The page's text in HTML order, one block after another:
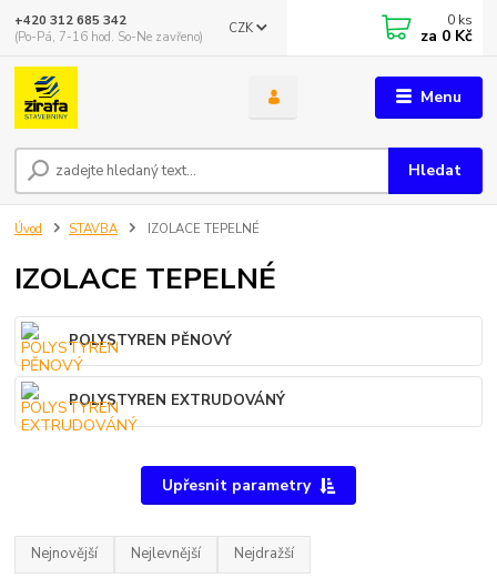
Menu
CZK
Hledat
+420 312 685 342
(Po-Pá, 7-16 hod. So-Ne zavřeno)
0 ks
za 0 Kč
Úvod STAVBA IZOLACE TEPELNÉ
IZOLACE TEPELNÉ
POLYSTYREN PĚNOVÝ
POLYSTYREN EXTRUDOVÁNÝ
Upřesnit parametry
Nejnovější Nejlevnější Nejdražší